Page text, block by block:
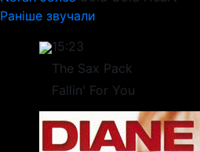
Раніше звучали
15:23
The Sax Pack
Fallin' For You